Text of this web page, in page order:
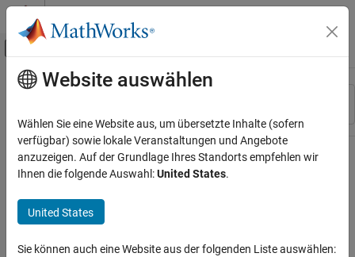
Weiter zum Inhalt
Umschaltung für Off-Canvas-
Ressource
Hauptinhalt
Website auswählen
Wählen Sie eine Website aus, um übersetzte Inhalte (sofern
verfügbar) sowie lokale Veranstaltungen und Angebote
anzuzeigen. Auf der Grundlage Ihres Standorts empfehlen wir
Ihnen die folgende Auswahl:United States.
United States
Sie können auch eine Website aus der folgenden Liste auswählen: